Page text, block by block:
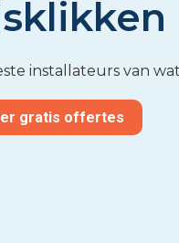
installateurs van
gratis offertes